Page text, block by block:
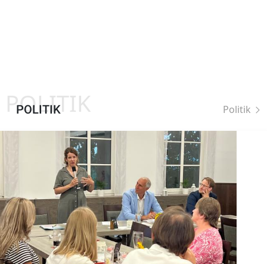
POLITIK
POLITIK Politik